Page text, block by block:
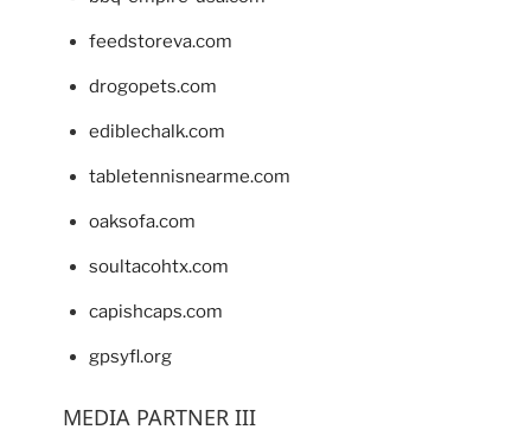
feedstoreva.com
drogopets.com
ediblechalk.com
tabletennisnearme.com
oaksofa.com
soultacohtx.com
capishcaps.com
gpsyfl.org
MEDIA PARTNER III